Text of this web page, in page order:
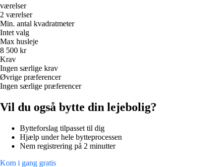
værelser
2 værelser
Min. antal kvadratmeter
Intet valg
Max husleje
8 500 kr
Krav
Ingen særlige krav
Øvrige præferencer
Ingen særlige præferencer
Vil du også bytte din lejebolig?
Bytteforslag tilpasset til dig
Hjælp under hele bytteprocessen
Nem registrering på 2 minutter
Kom i gang gratis